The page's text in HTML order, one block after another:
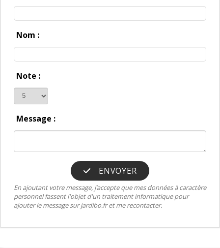
Nom :
Note :
Message :
ENVOYER
En ajoutant votre message, j’accepte que mes données à caractère
personnel fassent l'objet d'un traitement informatique pour
ajouter le message sur jardibo.fr et me recontacter.